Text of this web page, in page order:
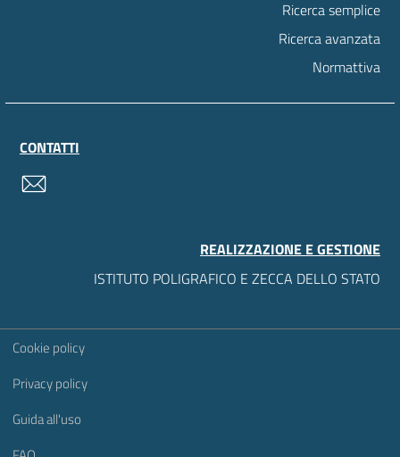
Ricerca semplice
Ricerca avanzata
Normattiva
CONTATTI
REALIZZAZIONE E GESTIONE
ISTITUTO POLIGRAFICO E ZECCA DELLO STATO
Sezione Link Utili
Cookie policy
Privacy policy
Guida all'uso